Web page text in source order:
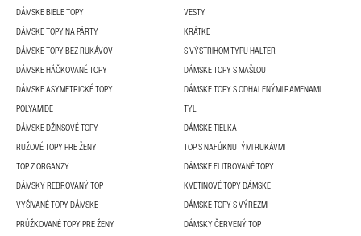
DÁMSKE BIELE TOPY
VESTY
DÁMSKE TOPY NA PÁRTY
KRÁTKE
DÁMSKE TOPY BEZ RUKÁVOV
S VÝSTRIHOM TYPU HALTER
DÁMSKE HÁČKOVANÉ TOPY
DÁMSKE TOPY S MAŠĽOU
DÁMSKE ASYMETRICKÉ TOPY
DÁMSKE TOPY S ODHALENÝMI RAMENAMI
POLYAMIDE
TYL
DÁMSKE DŽÍNSOVÉ TOPY
DÁMSKE TIELKA
RUŽOVÉ TOPY PRE ŽENY
TOP S NAFÚKNUTÝMI RUKÁVMI
TOP Z ORGANZY
DÁMSKE FLITROVANÉ TOPY
DÁMSKY REBROVANÝ TOP
KVETINOVÉ TOPY DÁMSKE
VYŠÍVANÉ TOPY DÁMSKE
DÁMSKE TOPY S VÝREZMI
PRÚŽKOVANÉ TOPY PRE ŽENY
DÁMSKY ČERVENÝ TOP